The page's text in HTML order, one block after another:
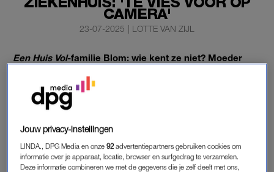
CAMERA'
23-07-2025 | LOTTE VAN ZIJL
Een Huis Vol-familie Blom: wie kent ze niet? Moeder
augustus terug op de buis. In de tussentijd kunnen
trouwe fans hun vlogs volgen op YouTube. Daar deelden
Hij moest naar het ziekenhuis.
Jouw privacy-instellingen
LINDA., DPG Media en onze92 advertentiepartners gebruiken cookies om
informatie over je apparaat, locatie, browser en surfgedrag te verzamelen.
Deze informatie combineren we met de gegevens die je zelf deelt met ons,